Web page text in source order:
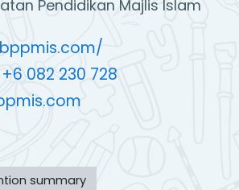
Pendidikan Majlis Islam
082 230 728
summary